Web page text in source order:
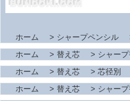
ホーム > シャープペンシル
ホーム
> 替え芯 > シャー
ホーム
> 替え芯 > 芯径別
ホーム
> 替え芯 > シャー